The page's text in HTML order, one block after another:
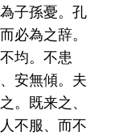
子孫憂。孔
必為之辞。
均。不患
安無傾。夫
。既来之、
不服、而不